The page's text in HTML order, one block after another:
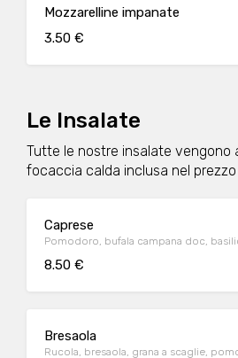
Mozzarelline impanate
3.50 €
Le Insalate
Tutte le nostre insalate vengono
focaccia calda inclusa nel prezzo
Caprese
Pomodoro, bufala campana doc,
8.50 €
Bresaola
Rucola, bresaola, grana a scaglie,